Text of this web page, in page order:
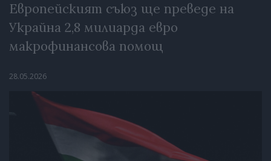
Европейският съюз ще преведе на
Украйна 2,8 милиарда евро
макрофинансова помощ
28.05.2026